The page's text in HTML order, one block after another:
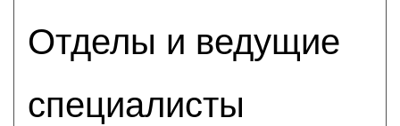
Отделы и ведущие
специалисты